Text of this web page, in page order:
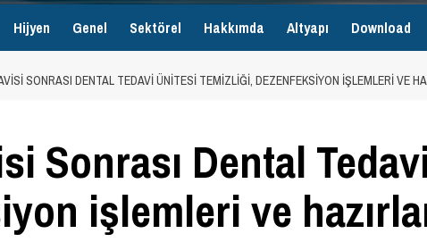
Hijyen Genel Sektörel Hakkımda Altyapı Download
SONRASI DENTAL TEDAVI ÜNITESI TEMIZLIĞI, DEZENFEKSIYON IŞLEMLERI VE
Sonrası Dental
işlemleri ve